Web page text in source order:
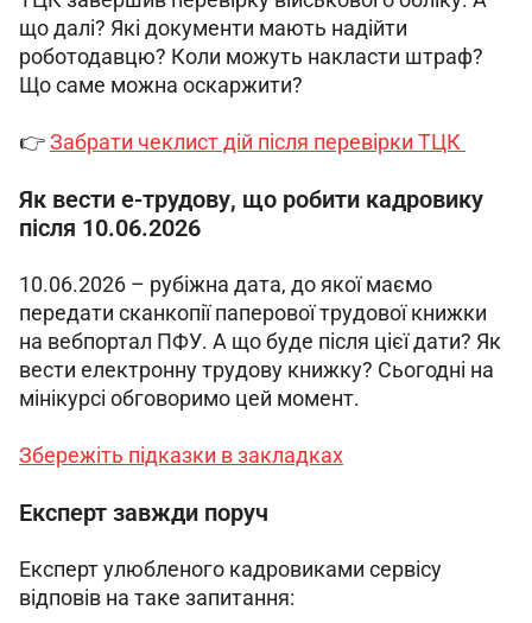
що далі? Які документи мають надійти
роботодавцю? Коли можуть накласти штраф?
Що саме можна оскаржити?
👉 Забрати чеклист дій після перевірки ТЦК
Як вести е-трудову, що робити кадровику
після 10.06.2026
10.06.2026 – рубіжна дата, до якої маємо
передати сканкопії паперової трудової книжки
на вебпортал ПФУ. А що буде після цієї дати? Як
вести електронну трудову книжку? Сьогодні на
мінікурсі обговоримо цей момент.
Збережіть підказки в закладках
Експерт завжди поруч
Експерт улюбленого кадровиками сервісу
відповів на таке запитання: